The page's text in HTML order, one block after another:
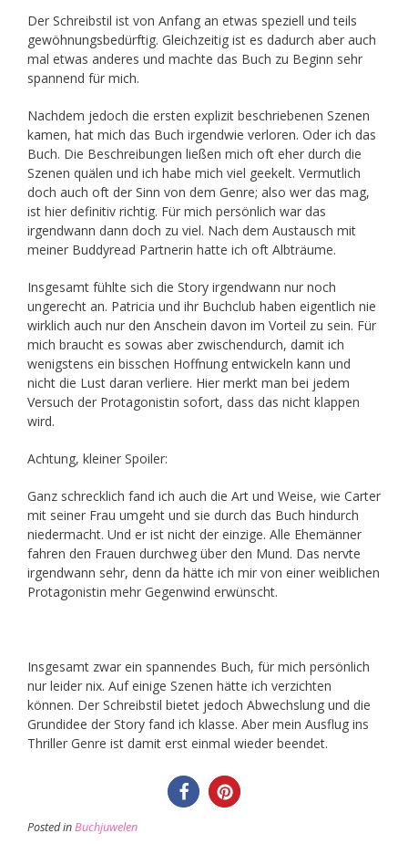
Der Schreibstil ist von Anfang an etwas speziell und teils
gewöhnungsbedürftig. Gleichzeitig ist es dadurch aber auch
mal etwas anderes und machte das Buch zu Beginn sehr
spannend für mich.
Nachdem jedoch die ersten explizit beschriebenen Szenen
kamen, hat mich das Buch irgendwie verloren. Oder ich das
Buch. Die Beschreibungen ließen mich oft eher durch die
Szenen quälen und ich habe mich viel geekelt. Vermutlich
doch auch oft der Sinn von dem Genre; also wer das mag,
ist hier definitiv richtig. Für mich persönlich war das
irgendwann dann doch zu viel. Nach dem Austausch mit
meiner Buddyread Partnerin hatte ich oft Albträume.
Insgesamt fühlte sich die Story irgendwann nur noch
ungerecht an. Patricia und ihr Buchclub haben eigentlich nie
wirklich auch nur den Anschein davon im Vorteil zu sein. Für
mich braucht es sowas aber zwischendurch, damit ich
wenigstens ein bisschen Hoffnung entwickeln kann und
nicht die Lust daran verliere. Hier merkt man bei jedem
Versuch der Protagonistin sofort, dass das nicht klappen
wird.
Achtung, kleiner Spoiler:
Ganz schrecklich fand ich auch die Art und Weise, wie Carter
mit seiner Frau umgeht und sie durch das Buch hindurch
niedermacht. Und er ist nicht der einzige. Alle Ehemänner
fahren den Frauen durchweg über den Mund. Das nervte
irgendwann sehr, denn da hätte ich mir von einer weiblichen
Protagonistin mehr Gegenwind erwünscht.
Insgesamt zwar ein spannendes Buch, für mich persönlich
nur leider nix. Auf einige Szenen hätte ich verzichten
können. Der Schreibstil bietet jedoch Abwechslung und die
Grundidee der Story fand ich klasse. Aber mein Ausflug ins
Thriller Genre ist damit erst einmal wieder beendet.
Posted inBuchjuwelen